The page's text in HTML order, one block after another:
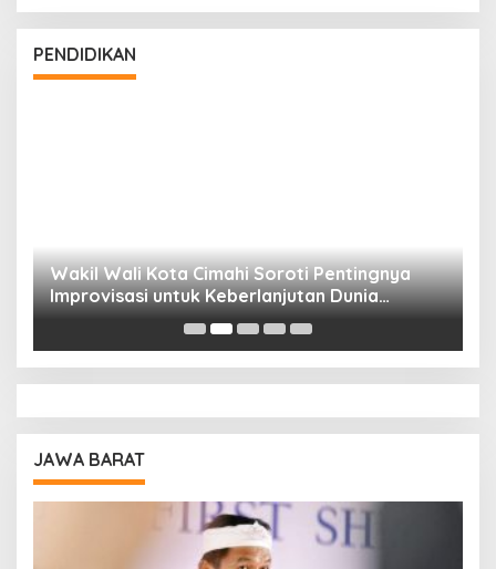
PENDIDIKAN
Wakil Wali Kota Cimahi Soroti Pentingnya
Improvisasi untuk Keberlanjutan Dunia
Pendidikan
JAWA BARAT